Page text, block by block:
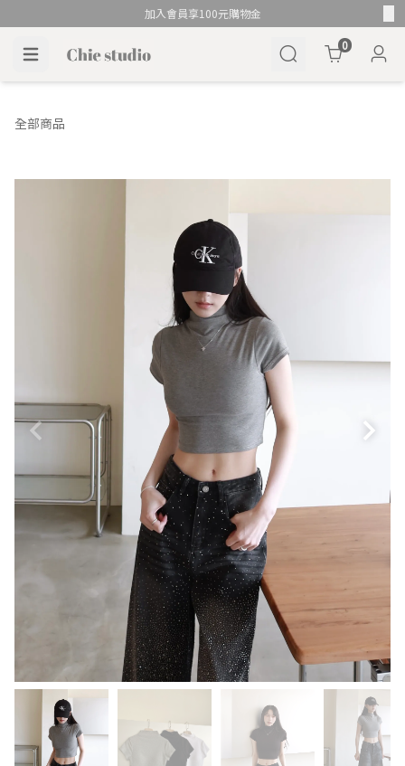
加入會員享100元購物金
Cart0
全部商品